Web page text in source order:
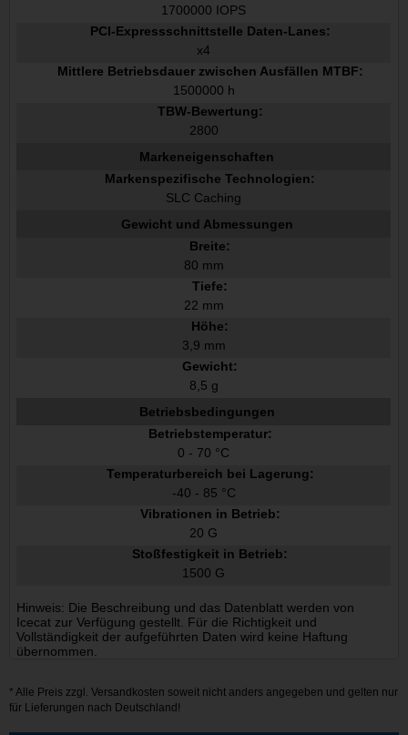
1700000 IOPS
PCI-Expressschnittstelle Daten-Lanes:
x4
Mittlere Betriebsdauer zwischen Ausfällen MTBF:
1500000 h
TBW-Bewertung:
2800
Markeneigenschaften
Markenspezifische Technologien:
SLC Caching
Gewicht und Abmessungen
Breite:
80 mm
Tiefe:
22 mm
Höhe:
3,9 mm
Gewicht:
8,5 g
Betriebsbedingungen
Betriebstemperatur:
0 - 70 °C
Temperaturbereich bei Lagerung:
-40 - 85 °C
Vibrationen in Betrieb:
20 G
Stoßfestigkeit in Betrieb:
1500 G
Hinweis: Die Beschreibung und das Datenblatt werden von
Icecat zur Verfügung gestellt. Für die Richtigkeit und
Vollständigkeit der aufgeführten Daten wird keine Haftung
übernommen.
* Alle Preis zzgl. Versandkosten soweit nicht anders angegeben und gelten nur
für Lieferungen nach Deutschland!